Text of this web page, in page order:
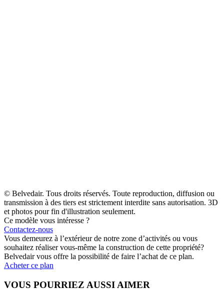
© Belvedair. Tous droits réservés. Toute reproduction, diffusion ou
transmission à des tiers est strictement interdite sans autorisation. 3D
et photos pour fin d'illustration seulement.
Ce modèle vous intéresse ?
Contactez-nous
Vous demeurez à l’extérieur de notre zone d’activités ou vous
souhaitez réaliser vous-même la construction de cette propriété?
Belvedair vous offre la possibilité de faire l’achat de ce plan.
Acheter ce plan
VOUS POURRIEZ AUSSI AIMER